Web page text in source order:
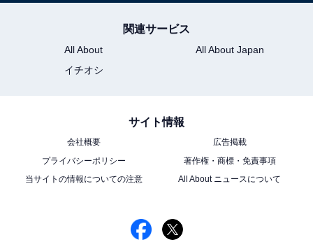
関連サービス
All About
All About Japan
イチオシ
サイト情報
会社概要
広告掲載
プライバシーポリシー
著作権・商標・免責事項
当サイトの情報についての注意
All About ニュースについて